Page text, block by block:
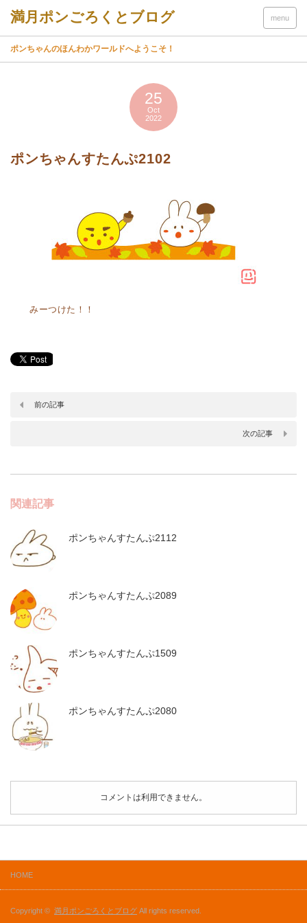
menu
ポンちゃんのほんわかワールドへようこそ！
25
Oct
2022
ポンちゃんすたんぷ2102
みーつけた！！
前の記事
次の記事
関連記事
ポンちゃんすたんぷ2112
ポンちゃんすたんぷ2089
ポンちゃんすたんぷ1509
ポンちゃんすたんぷ2080
コメントは利用できません。
HOME
Copyright © 満月ポンごろくとブログ All rights reserved.